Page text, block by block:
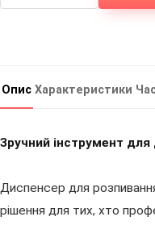
Опис Характеристики
Зручний інструмент
Диспенсер для
рішення для тих, хто